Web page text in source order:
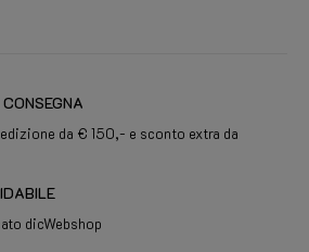
da € 150,- e sconto extra da
dicWebshop